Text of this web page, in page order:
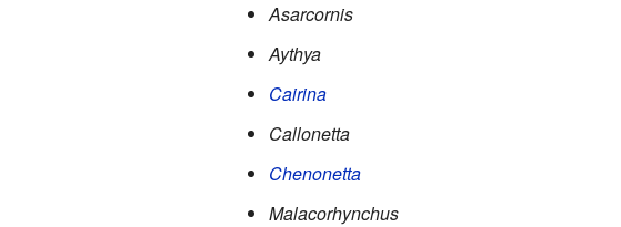
Asarcornis
Aythya
Cairina
Callonetta
Chenonetta
Malacorhynchus